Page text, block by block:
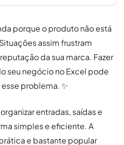
porque o produto não está
assim frustram
da sua marca. Fazer
seu negócio no Excel pode
problema. ✨
entradas, saídas e
simples e eficiente. A
e bastante popular